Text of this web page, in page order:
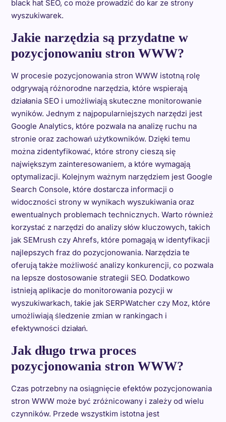
black hat SEO, co może prowadzić do kar ze strony
wyszukiwarek.
Jakie narzędzia są przydatne w
pozycjonowaniu stron WWW?
W procesie pozycjonowania stron WWW istotną rolę
odgrywają różnorodne narzędzia, które wspierają
działania SEO i umożliwiają skuteczne monitorowanie
wyników. Jednym z najpopularniejszych narzędzi jest
Google Analytics, które pozwala na analizę ruchu na
stronie oraz zachowań użytkowników. Dzięki temu
można zidentyfikować, które strony cieszą się
największym zainteresowaniem, a które wymagają
optymalizacji. Kolejnym ważnym narzędziem jest Google
Search Console, które dostarcza informacji o
widoczności strony w wynikach wyszukiwania oraz
ewentualnych problemach technicznych. Warto również
korzystać z narzędzi do analizy słów kluczowych, takich
jak SEMrush czy Ahrefs, które pomagają w identyfikacji
najlepszych fraz do pozycjonowania. Narzędzia te
oferują także możliwość analizy konkurencji, co pozwala
na lepsze dostosowanie strategii SEO. Dodatkowo
istnieją aplikacje do monitorowania pozycji w
wyszukiwarkach, takie jak SERPWatcher czy Moz, które
umożliwiają śledzenie zmian w rankingach i
efektywności działań.
Jak długo trwa proces
pozycjonowania stron WWW?
Czas potrzebny na osiągnięcie efektów pozycjonowania
stron WWW może być zróżnicowany i zależy od wielu
czynników. Przede wszystkim istotna jest